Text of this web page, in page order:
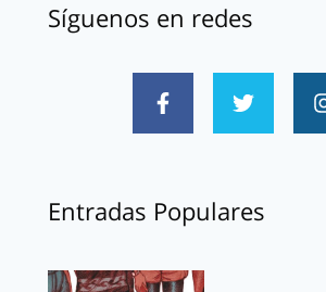
Síguenos en redes
Entradas Populares